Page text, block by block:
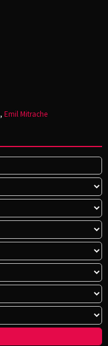
, Emil Mitrache